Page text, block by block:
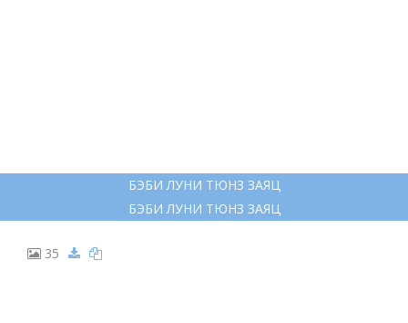
БЭБИ ЛУНИ ТЮНЗ ЗАЯЦ
БЭБИ ЛУНИ ТЮНЗ ЗАЯЦ
35